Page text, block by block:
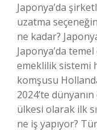
Japonya’da
uzatma
ne kadar?
Japonya’da
emeklilik sistemi
komşusu
2024’te
ülkesi olarak ilk
ne iş yapıyor?